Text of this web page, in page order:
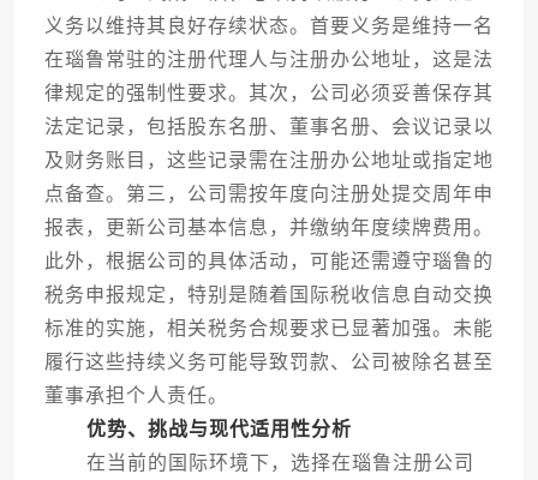
义务以维持其良好存续状态。首要义务是维持一名
在瑙鲁常驻的注册代理人与注册办公地址，这是法
律规定的强制性要求。其次，公司必须妥善保存其
法定记录，包括股东名册、董事名册、会议记录以
及财务账目，这些记录需在注册办公地址或指定地
点备查。第三，公司需按年度向注册处提交周年申
报表，更新公司基本信息，并缴纳年度续牌费用。
此外，根据公司的具体活动，可能还需遵守瑙鲁的
税务申报规定，特别是随着国际税收信息自动交换
标准的实施，相关税务合规要求已显著加强。未能
履行这些持续义务可能导致罚款、公司被除名甚至
董事承担个人责任。
优势、挑战与现代适用性分析
在当前的国际环境下，选择在瑙鲁注册公司